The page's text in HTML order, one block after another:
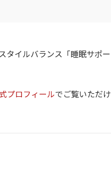
タイルバランス「睡眠サポ
プロフィールでご覧いただけ